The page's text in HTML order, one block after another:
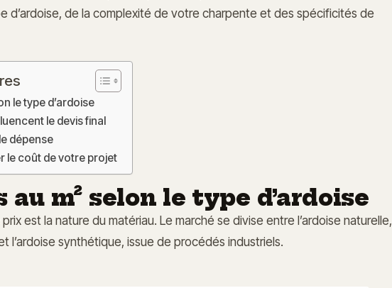
d’ardoise, de la complexité de votre charpente et des spécificités de
le type d’ardoise
le devis final
dépense
le coût de votre projet
m² selon le type d’ardoise
est la nature du matériau. Le marché se divise entre l’ardoise naturelle,
l’ardoise synthétique, issue de procédés industriels.